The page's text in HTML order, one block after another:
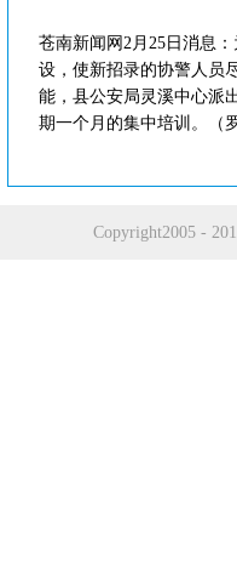
苍南新闻网2月25日消息
设，使新招录的协警人员
能，县公安局灵溪中心派
期一个月的集中培训。（
Copyright2005 -